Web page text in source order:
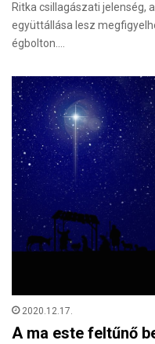
Ritka csillagászati jelenség,
együttállása lesz
égbolton.…
2020.12.17.
A ma este feltűnő